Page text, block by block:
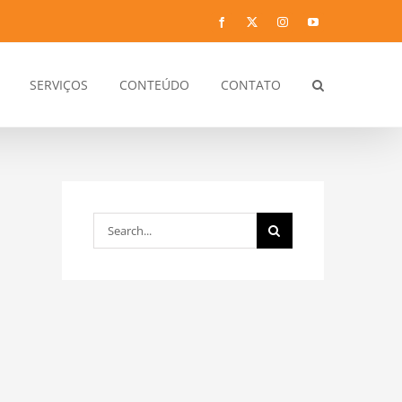
FacebookTwitterInstagramYouTube
SERVIÇOS CONTEÚDO CONTATO
Search
for: